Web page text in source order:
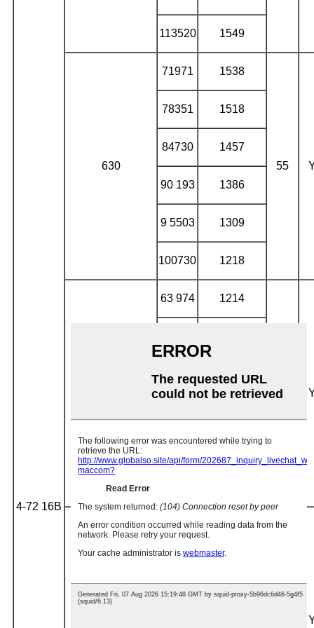
4-72 16B
113520 1549
630
71971 1538
55
78351 1518
84730 1457
90 193 1386
9 5503 1309
100730 1218
63 974 1214
37
75 316 1150
57120 967
916